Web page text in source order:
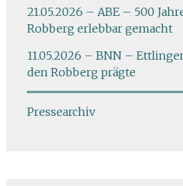
21.05.2026 – ABE – 500
Robberg erlebbar gemacht
11.05.2026 – BNN –
den Robberg prägte
Pressearchiv